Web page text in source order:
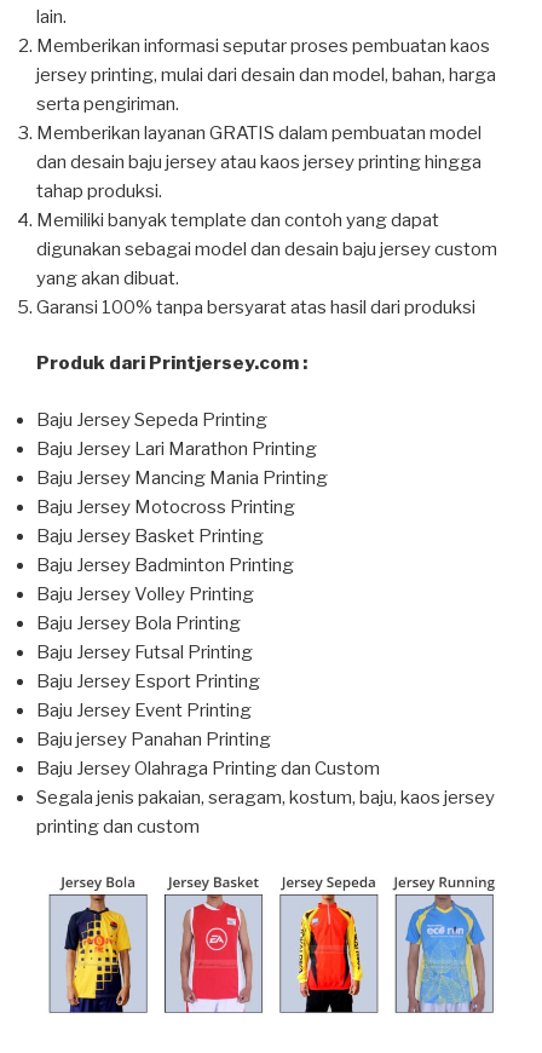
lain.
Memberikan informasi seputar proses pembuatan kaos
jersey printing, mulai dari desain dan model, bahan, harga
serta pengiriman.
Memberikan layanan GRATIS dalam pembuatan model
dan desain baju jersey atau kaos jersey printing hingga
tahap produksi.
Memiliki banyak template dan contoh yang dapat
digunakan sebagai model dan desain baju jersey custom
yang akan dibuat.
Garansi 100% tanpa bersyarat atas hasil dari produksi
Produk dari Printjersey.com :
Baju Jersey Sepeda Printing
Baju Jersey Lari Marathon Printing
Baju Jersey Mancing Mania Printing
Baju Jersey Motocross Printing
Baju Jersey Basket Printing
Baju Jersey Badminton Printing
Baju Jersey Volley Printing
Baju Jersey Bola Printing
Baju Jersey Futsal Printing
Baju Jersey Esport Printing
Baju Jersey Event Printing
Baju jersey Panahan Printing
Baju Jersey Olahraga Printing dan Custom
Segala jenis pakaian, seragam, kostum, baju, kaos jersey
printing dan custom